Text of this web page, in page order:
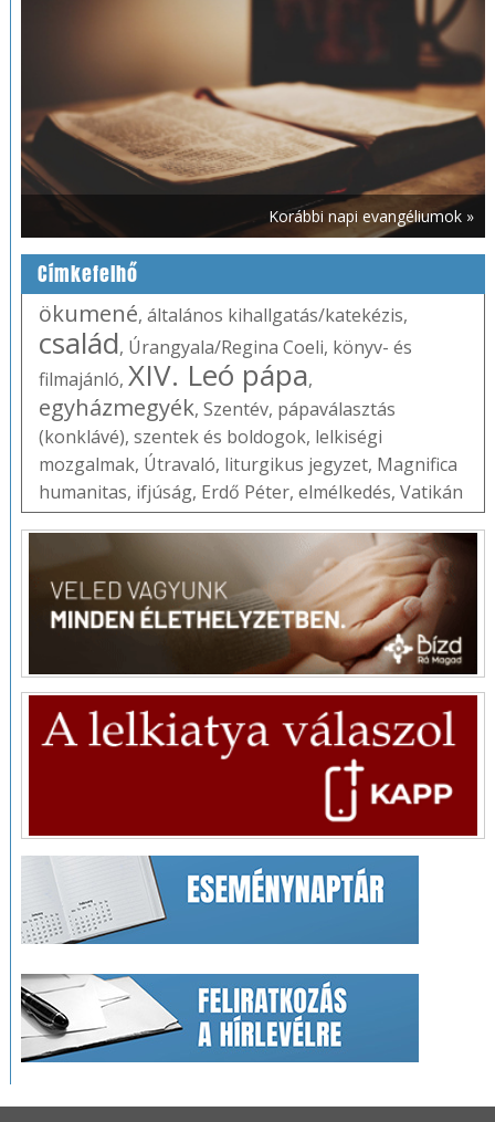
Korábbi napi evangéliumok »
Címkefelhő
ökumené, általános kihallgatás/katekézis,
család, Úrangyala/Regina Coeli, könyv- és
filmajánló, XIV. Leó pápa,
egyházmegyék, Szentév, pápaválasztás
(konklávé), szentek és boldogok, lelkiségi
mozgalmak, Útravaló, liturgikus jegyzet, Magnifica
humanitas, ifjúság, Erdő Péter, elmélkedés, Vatikán